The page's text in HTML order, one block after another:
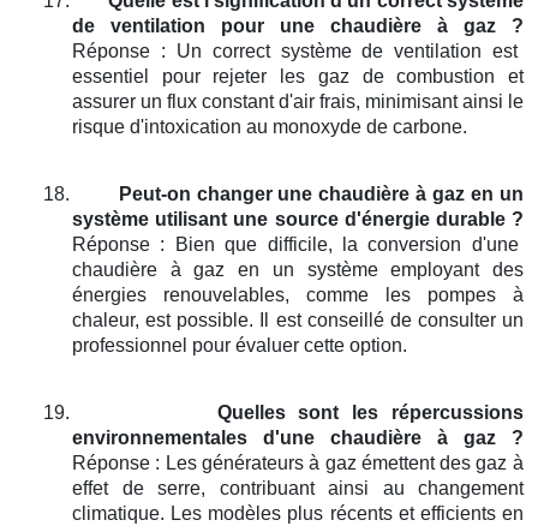
de ventilation pour une chaudière à gaz ?
Réponse : Un correct système de ventilation est
essentiel pour rejeter les gaz de combustion et
assurer un flux constant d'air frais, minimisant ainsi le
risque d'intoxication au monoxyde de carbone.
18.
Peut-on changer une chaudière à gaz en un
système utilisant une source d'énergie durable ?
Réponse : Bien que difficile, la conversion d'une
chaudière à gaz en un système employant des
énergies renouvelables, comme les pompes à
chaleur, est possible. Il est conseillé de consulter un
professionnel pour évaluer cette option.
19.
Quelles sont les répercussions
environnementales d'une chaudière à gaz ?
Réponse : Les générateurs à gaz émettent des gaz à
effet de serre, contribuant ainsi au changement
climatique. Les modèles plus récents et efficients en